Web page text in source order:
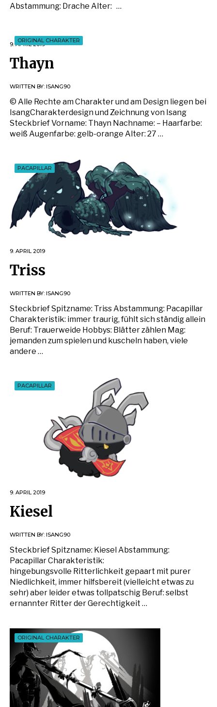
Abstammung: Drache Alter: …
ORIGINAL CHARAKTER
9. APRIL 2019
Thayn
WRITTEN BY: ISANG90
© Alle Rechte am Charakter und am Design liegen bei
IsangCharakterdesign und Zeichnung von Isang
Steckbrief Vorname: Thayn Nachname: – Haarfarbe:
weiß Augenfarbe: gelb-orange Alter: 27 …
PACAPILLAR
9. APRIL 2019
Triss
WRITTEN BY: ISANG90
Steckbrief Spitzname: Triss Abstammung: Pacapillar
Charakteristik: immer traurig, fühlt sich ständig allein
Beruf: Trauerweide Hobbys: Blätter zählen Mag:
jemanden zum spielen und kuscheln haben, viele
andere …
PACAPILLAR
9. APRIL 2019
Kiesel
WRITTEN BY: ISANG90
Steckbrief Spitzname: Kiesel Abstammung:
Pacapillar Charakteristik:
hingebungsvolle Ritterlichkeit gepaart mit purer
Niedlichkeit, immer hilfsbereit (vielleicht etwas zu
sehr) aber leider etwas tollpatschig Beruf: selbst
ernannter Ritter der Gerechtigkeit …
ORIGINAL CHARAKTER